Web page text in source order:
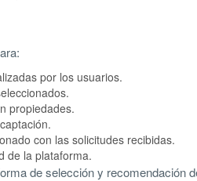
por los usuarios.
propiedades.
con las solicitudes recibidas.
de la plataforma.
de selección y